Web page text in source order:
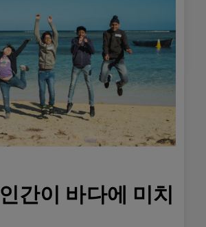
간이 바다에 미치